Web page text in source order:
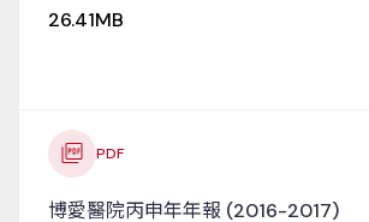
26.41MB
PDF
博愛醫院丙申年年報 (2016-2017)